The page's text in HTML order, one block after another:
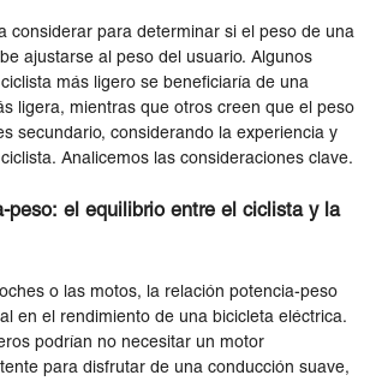
considerar para determinar si el peso de una
ajustarse al peso del usuario. Algunos
más ligero se beneficiaría de una
ligera, mientras que otros creen que el peso
secundario, considerando la experiencia y
Analicemos las consideraciones clave.
peso: el equilibrio entre el ciclista y la
o las motos, la relación potencia-peso
en el rendimiento de una bicicleta eléctrica.
podrían no necesitar un motor
para disfrutar de una conducción suave,